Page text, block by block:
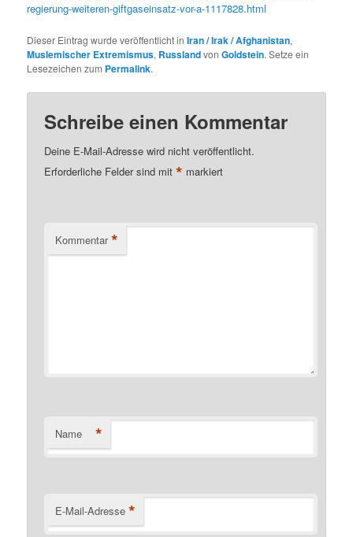
regierung-weiteren-giftgaseinsatz-vor-a-1117828.html
Dieser Eintrag wurde veröffentlicht inIran / Irak / Afghanistan,
Muslemischer Extremismus, RusslandvonGoldstein. Setze ein
Lesezeichen zum Permalink.
Schreibe einen Kommentar
Deine E-Mail-Adresse wird nicht veröffentlicht.
Erforderliche Felder sind mit* markiert
Kommentar *
Name *
E-Mail-Adresse *